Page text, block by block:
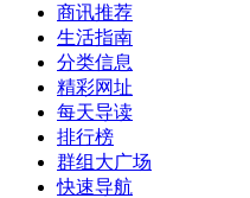
商讯推荐
生活指南
分类信息
精彩网址
每天导读
排行榜
群组大广场
快速导航